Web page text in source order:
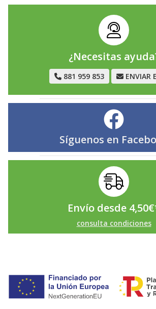
¿Necesitas
881 959 853 ENVIAR
Síguenos en
Envío desde 4,50€
consulta condiciones